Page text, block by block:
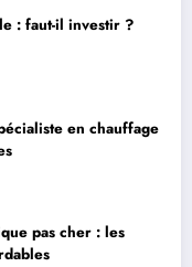
: faut-il investir ?
en chauffage
pas cher : les